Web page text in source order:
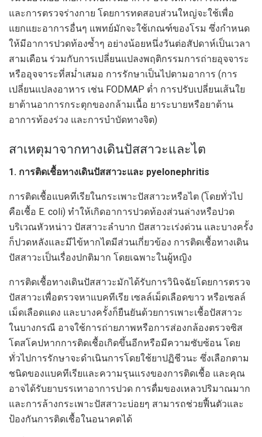
และการตรวจร่างกาย โดยการทดสอบส่วนใหญ่จะใช้เพื่อ
แยกแยะอาการอื่นๆ แพทย์มักจะใช้เกณฑ์ของโรม ซึ่งกำหนด
ให้มีอาการปวดท้องซ้ำๆ อย่างน้อยหนึ่งวันต่อสัปดาห์เป็นเวลา
สามเดือน ร่วมกับการเปลี่ยนแปลงพฤติกรรมการถ่ายอุจจาระ
หรืออุจจาระที่สม่ำเสมอ การรักษาเป็นไปตามอาการ (การ
เปลี่ยนแปลงอาหาร เช่น FODMAP ต่ำ การปรับเปลี่ยนเส้นใย
ยาต้านอาการกระตุกของกล้ามเนื้อ ยาระบายหรือยาต้าน
อาการท้องร่วง และการบำบัดทางจิต)
สาเหตุมาจากทางเดินปัสสาวะและไต
1. การติดเชื้อทางเดินปัสสาวะและ pyelonephritis
การติดเชื้อแบคทีเรียในกระเพาะปัสสาวะหรือไต (โดยทั่วไป
คือเชื้อ E. coli) ทำให้เกิดอาการปวดท้องส่วนล่างหรือปวด
บริเวณหัวหน่าว ปัสสาวะลำบาก ปัสสาวะเร่งด่วน และบางครั้ง
ก็ปวดหลังและมีไข้หากไตมีส่วนเกี่ยวข้อง การติดเชื้อทางเดิน
ปัสสาวะเป็นเรื่องปกติมาก โดยเฉพาะในผู้หญิง
การติดเชื้อทางเดินปัสสาวะมักได้รับการวินิจฉัยโดยการตรวจ
ปัสสาวะเพื่อตรวจหาแบคทีเรีย เซลล์เม็ดเลือดขาว หรือเซลล์
เม็ดเลือดแดง และบางครั้งก็ยืนยันด้วยการเพาะเชื้อปัสสาวะ
ในบางกรณี อาจใช้การถ่ายภาพหรือการส่องกล้องตรวจซิส
โตสโคปหากการติดเชื้อเกิดขึ้นอีกหรือมีความซับซ้อน โดย
ทั่วไปการรักษาจะดำเนินการโดยใช้ยาปฏิชีวนะ ซึ่งเลือกตาม
ชนิดของแบคทีเรียและความรุนแรงของการติดเชื้อ และคุณ
อาจได้รับยาบรรเทาอาการปวด การดื่มของเหลวปริมาณมาก
และการล้างกระเพาะปัสสาวะบ่อยๆ สามารถช่วยฟื้นตัวและ
ป้องกันการติดเชื้อในอนาคตได้